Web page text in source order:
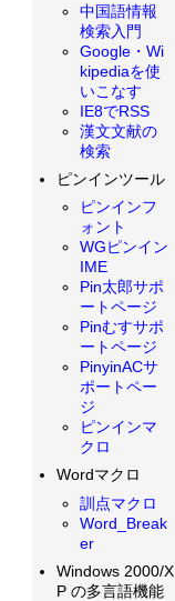
中国語情報
検索入門
Google・Wi
kipediaを使
いこなす
IE8でRSS
漢文文献の
検索
ピンインツール
ピンインフ
ォント
WGピンイン
IME
Pin太郎サポ
ートページ
Pinむすサポ
ートページ
PinyinACサ
ポートペー
ジ
ピンインマ
クロ
Wordマクロ
訓点マクロ
Word_Break
er
Windows 2000/X
P の多言語機能